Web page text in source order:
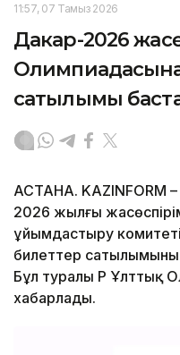
11:57, 07 Тамыз 2026
Дакар-2026
сатылымы
АСТАНА. KAZINFORM
2026 жылғы
ұйымдастыру
билеттер
Бұл туралы ҚР Ұлттық
хабарлады.